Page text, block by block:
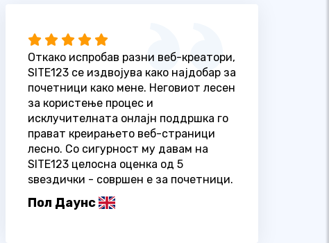
Откако испробав разни веб-креатори,
SITE123 се издвојува како најдобар за
почетници како мене. Неговиот лесен
за користење процес и
исклучителната онлајн поддршка го
прават креирањето веб-страници
лесно. Со сигурност му давам на
SITE123 целосна оценка од 5
ѕвездички - совршен е за почетници.
Пол Даунс